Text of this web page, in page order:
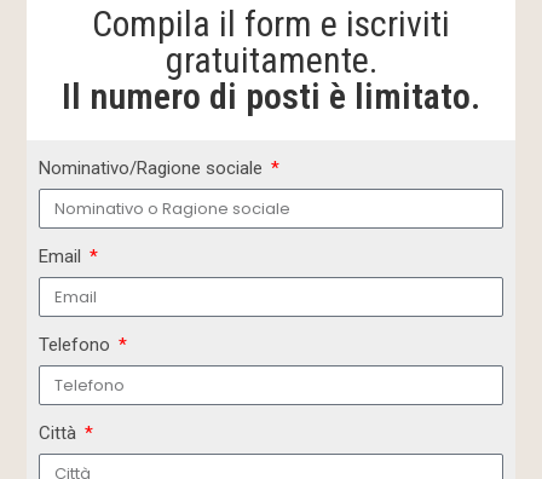
Compila il form e iscriviti
gratuitamente.
Il numero di posti è limitato.
Nominativo/Ragione sociale
Email
Telefono
Città